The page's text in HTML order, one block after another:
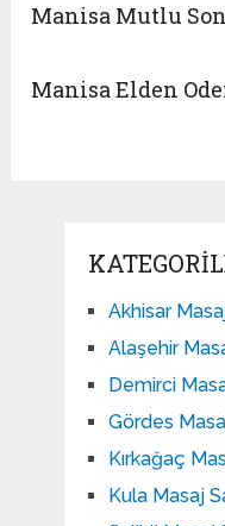
Manisa Mutlu
Manisa Elden
Akhisar
Alaşehir
Demirci
Gördes
Kırkağaç
Kula Masaj